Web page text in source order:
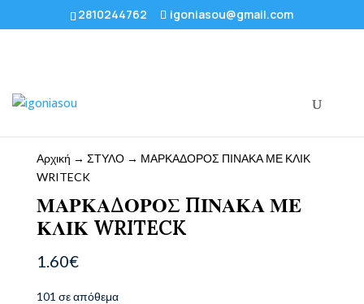
2810244762 igoniasou@gmail.com
Αρχική → ΣΤΥΛΟ→ ΜΑΡΚΑΔΟΡΟΣ ΠΙΝΑΚΑ ΜΕ ΚΛΙΚ
WRITECK
ΜΑΡΚΑΔΟΡΟΣ ΠΙΝΑΚΑ ΜΕ
ΚΛΙΚ WRITECK
1.60€
101 σε απόθεμα